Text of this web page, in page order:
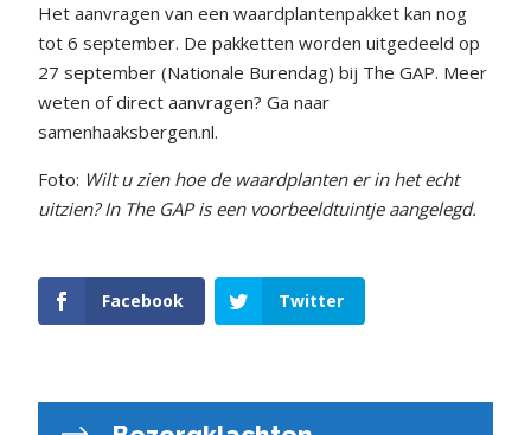
Het aanvragen van een waardplantenpakket kan nog
tot 6 september. De pakketten worden uitgedeeld op
27 september (Nationale Burendag) bij The GAP. Meer
weten of direct aanvragen? Ga naar
samenhaaksbergen.nl.
Foto: Wilt u zien hoe de waardplanten er in het echt
uitzien? In The GAP is een voorbeeldtuintje aangelegd.
Facebook Twitter